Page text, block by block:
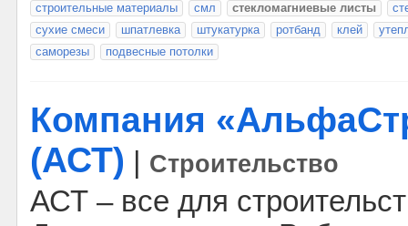
cтроительные материалы смл стекломагниевые листы
сухие смеси
шпатлевка штукатурка ротбанд клей
саморезы
подвесные потолки
Компания
(АСТ)
Строительство
АСТ – все для